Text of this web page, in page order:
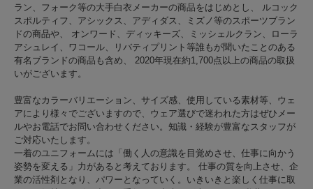
ラン、フォーク等の大手白衣メーカーの商品をはじめとし、 ルコック
スポルティフ、アシックス、アディダス、ミズノ等のスポーツブラン
ドの商品や、 オンワード、ディッキーズ、ミッシェルクラン、ローラ
アシュレイ、ワコール、リバティプリント等誰もが聞いたことのある
有名ブランドの商品も含め、 2020年現在約1,700点以上の商品の取扱
いがございます。
豊富なカラーバリエーション、サイズ感、使用している素材等、ウェ
アにより様々でございますので、ウェア選びで迷われた方はぜひメー
ルやお電話でお問い合わせください。知識・経験が豊富なスタッフが
ご対応いたします。
一着のユニフォームには「働く人の意識を目覚めさせ、仕事に向かう
姿勢を変える」力があると考えております。 仕事の質を向上させ、企
業の活性剤となり、パワーとなっていく。いきいきと楽しく仕事に取